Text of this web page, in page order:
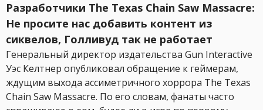
Разработчики The Texas Chain Saw Massacre:
Не просите нас добавить контент из
сиквелов, Голливуд так не работает
Генеральный директор издательства Gun Interactive
Уэс Келтнер опубликовал обращение к геймерам,
ждущим выхода ассиметричного хоррора The Texas
Chain Saw Massacre. По его словам, фанаты часто